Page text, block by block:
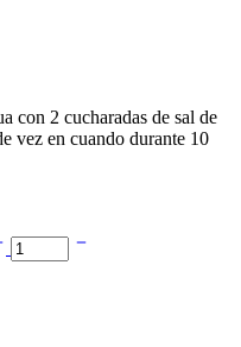
con 2 cucharadas de sal de
vez en cuando durante 10